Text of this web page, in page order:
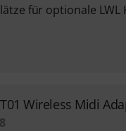
für optionale LWL
Wireless Midi